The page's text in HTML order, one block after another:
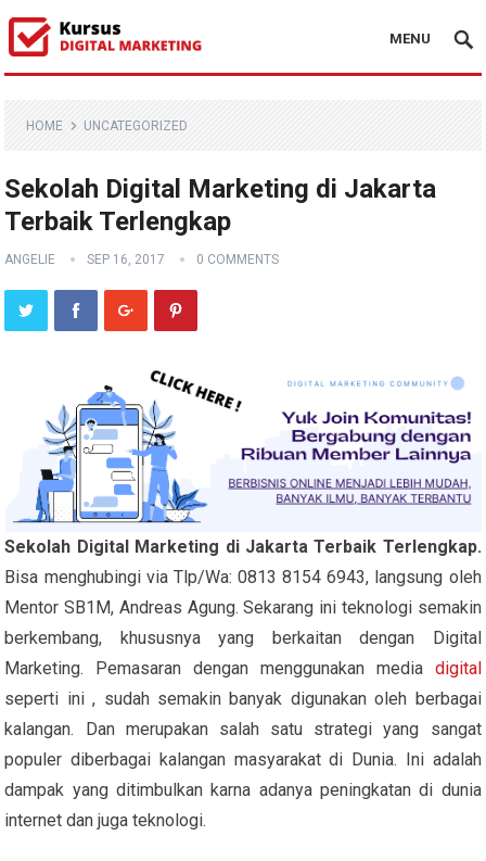
MENU
HOME UNCATEGORIZED
Sekolah Digital Marketing di Jakarta
Terbaik Terlengkap
ANGELIE SEP 16, 2017 0 COMMENTS
Sekolah Digital Marketing di Jakarta Terbaik Terlengkap.
Bisa menghubingi via Tlp/Wa: 0813 8154 6943, langsung oleh
Mentor SB1M, Andreas Agung. Sekarang ini teknologi semakin
berkembang, khususnya yang berkaitan dengan Digital
Marketing. Pemasaran dengan menggunakan media digital
seperti ini , sudah semakin banyak digunakan oleh berbagai
kalangan. Dan merupakan salah satu strategi yang sangat
populer diberbagai kalangan masyarakat di Dunia. Ini adalah
dampak yang ditimbulkan karna adanya peningkatan di dunia
internet dan juga teknologi.